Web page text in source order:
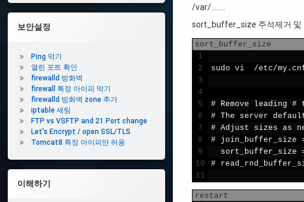
/var/……..
sort_buffer_size 주석제거 및
sort_buffer_size
1
2
3
4
5
6
7
8
9
10
11
sudo vi /etc/my .
# Remove leading #
# The server
# Adjust sizes as
# join_buffer_size
sort_buffer_size
#
restart
보안설정
Ping 막기
열린 포트 확인
firewalld 방화벽
firewall 특정 아이피 막기
firewalld 방화벽 zone 추가
iptable 세팅
FTP vs VSFTP and 21 Port change
Let’s Encrypt / open SSL/TLS
Tomcat8 특정 아이피만 허용
이해하기